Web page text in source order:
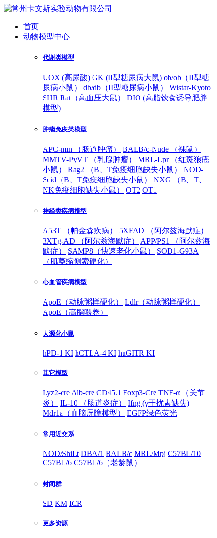
首页
动物模型中心
代谢类模型
UOX (高尿酸) GK (II型糖尿病大鼠) ob/ob（II型糖
尿病小鼠）
db/db（II型糖尿病小鼠）
Wistar-Kyoto
SHR Rat（高血压大鼠）
DIO (高脂饮食诱导肥胖
模型)
肿瘤免疫类模型
APC-min （肠道肿瘤）
BALB/c-Nude （裸鼠）
MMTV-PyVT （乳腺肿瘤）
MRL-Lpr （红斑狼疮
小鼠）
Rag2 （B、T免疫细胞缺失小鼠）
NOD-
Scid（B、T免疫细胞缺失小鼠）
NXG （B、T、
NK免疫细胞缺失小鼠）
OT2 OT1
神经类疾病模型
A53T （帕金森疾病）
5XFAD （阿尔兹海默症）
3XTg-AD （阿尔兹海默症）
APP/PS1 （阿尔兹海
默症）
SAMP8（快速老化小鼠）
SOD1-G93A
（肌萎缩侧索硬化）
心血管疾病模型
ApoE（动脉粥样硬化）
Ldlr（动脉粥样硬化）
ApoE（高脂喂养）
人源化小鼠
hPD-1 KI hCTLA-4 KI huGITR KI
其它模型
Lyz2-cre Alb-cre CD45.1 Foxp3-Cre TNF-α （关节
炎）
IL-10 （肠道炎症）
Ifng (γ干扰素缺失)
Mdr1a（血脑屏障模型）
EGFP绿色荧光
常用近交系
NOD/ShiLt DBA/1 BALB/c MRL/Mpj C57BL/10
C57BL/6 C57BL/6（老龄鼠）
封闭群
SD KM ICR
更多资源